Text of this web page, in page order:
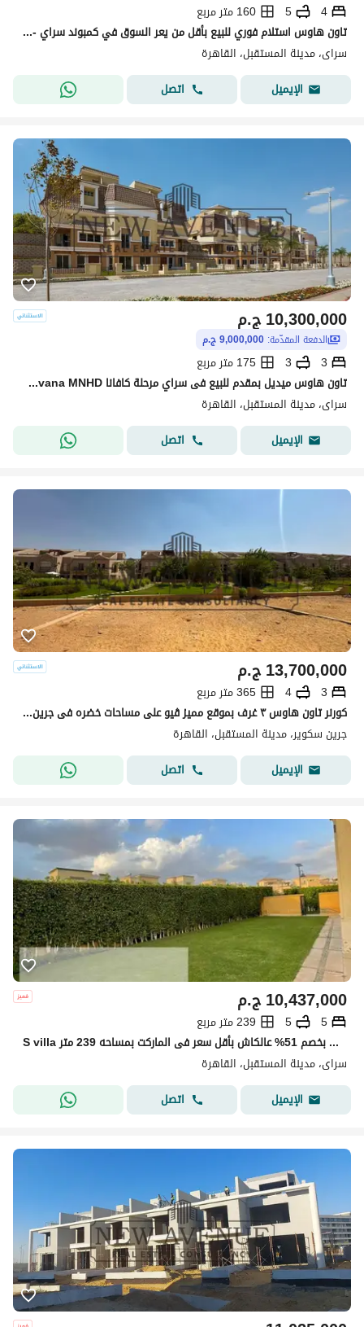
4
5
160 متر مربع
تاون هاوس استلام فوري للبيع بأقل من يعر السوق في كمبوند سراي - مدينة نصر للإسكان، مدينة المستقبل
سراى، مدينة المستقبل، القاهرة
الإيميل
اتصل
ج.م10,300,000
الدفعة المقدّمة: 9,000,000 ج.م
3
3
175 متر مربع
تاون هاوس ميديل بمقدم للبيع فى سراي مرحلة كافانا Sarai Phase cavana MNHD فى موقع متميز جدا و فيو لى بحيرة وجاهزة على الاستلام الفورى
سراى، مدينة المستقبل، القاهرة
الإيميل
اتصل
ج.م13,700,000
3
4
365 متر مربع
كورنر تاون هاوس ٣ غرف بموقع مميز ڤيو على مساحات خضره فى جرين سكوير green square
جرين سكوير، مدينة المستقبل، القاهرة
الإيميل
اتصل
ج.م10,437,000
5
5
239 متر مربع
S villa للبيع في سراى بخصم 51% عالكاش بأقل سعر فى الماركت بمساحه 239 متر
سراى، مدينة المستقبل، القاهرة
الإيميل
اتصل